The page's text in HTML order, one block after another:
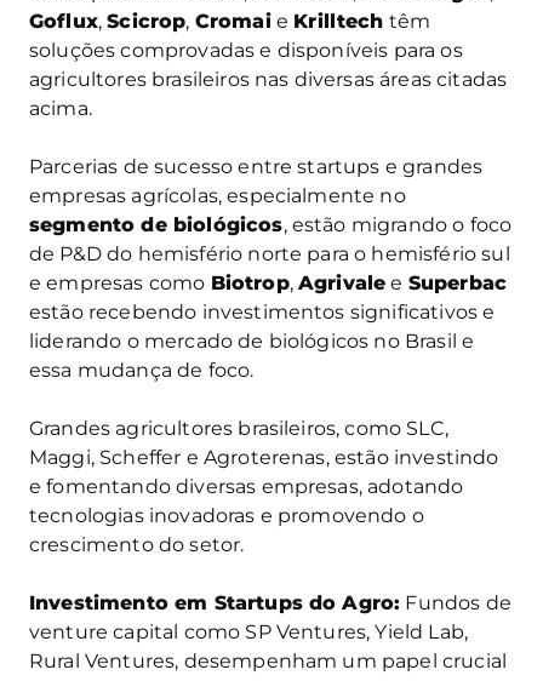
Goflux,Scicrop, Cromaie Krilltech têm
soluções comprovadas e disponíveis para os
agricultores brasileiros nas diversas áreas citadas
acima.
Parcerias de sucesso entre startups e grandes
empresas agrícolas, especialmente no
segmento de biológicos, estão migrando o foco
de P&D do hemisfério norte para o hemisfério sul
e empresas como Biotrop,Agrivale e Superbac
estão recebendo investimentos significativos e
liderando o mercado de biológicos no Brasil e
essa mudança de foco.
Grandes agricultores brasileiros, como SLC,
Maggi, Scheffer e Agroterenas, estão investindo
e fomentando diversas empresas, adotando
tecnologias inovadoras e promovendo o
crescimento do setor.
Investimento em Startups do Agro: Fundos de
venture capital como SP Ventures, Yield Lab,
Rural Ventures, desempenham um papel crucial